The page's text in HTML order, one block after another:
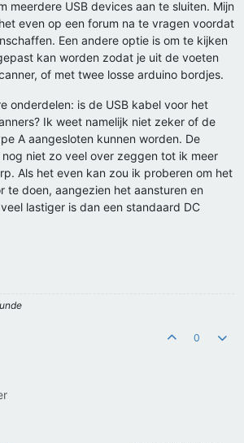
meerdere USB devices aan te sluiten. Mijn
even op een forum na te vragen voordat
Een andere optie is om te kijken
kan worden zodat je uit de voeten
of met twee losse arduino bordjes.
onderdelen: is de USB kabel voor het
Ik weet namelijk niet zeker of de
A aangesloten kunnen worden. De
niet zo veel over zeggen tot ik meer
Als het even kan zou ik proberen om het
te doen, aangezien het aansturen en
lastiger is dan een standaard DC
0